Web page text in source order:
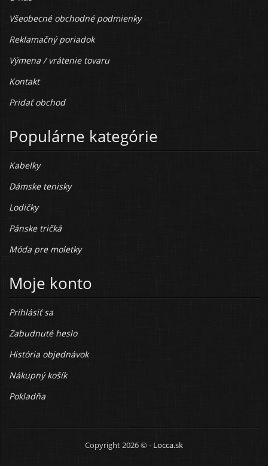
Všeobecné obchodné podmienky
Reklamačný poriadok
Výmena / vrátenie tovaru
Kontakt
Pridať obchod
Populárne kategórie
Kabelky
Dámske tenisky
Lodičky
Pánske tričká
Móda pre moletky
Moje konto
Prihlásiť sa
Zabudnuté heslo
História objednávok
Nákupný košík
Pokladňa
Copyright 2026 © - Locca.sk